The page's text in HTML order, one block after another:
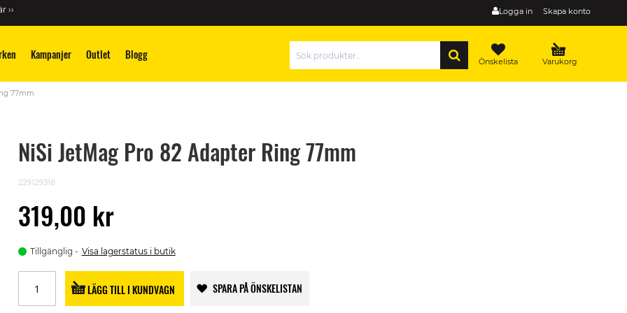
Logga in Skapa konto
››
Kampanjer Outlet Blogg Varukorg
Önskelista
77mm
NiSi JetMag Pro 82 Adapter Ring 77mm
229129318
319,00 kr
Tillgänglig Visa lagerstatus i butik
LÄGG TILL I KUNDVAGN SPARA PÅ ÖNSKELISTAN